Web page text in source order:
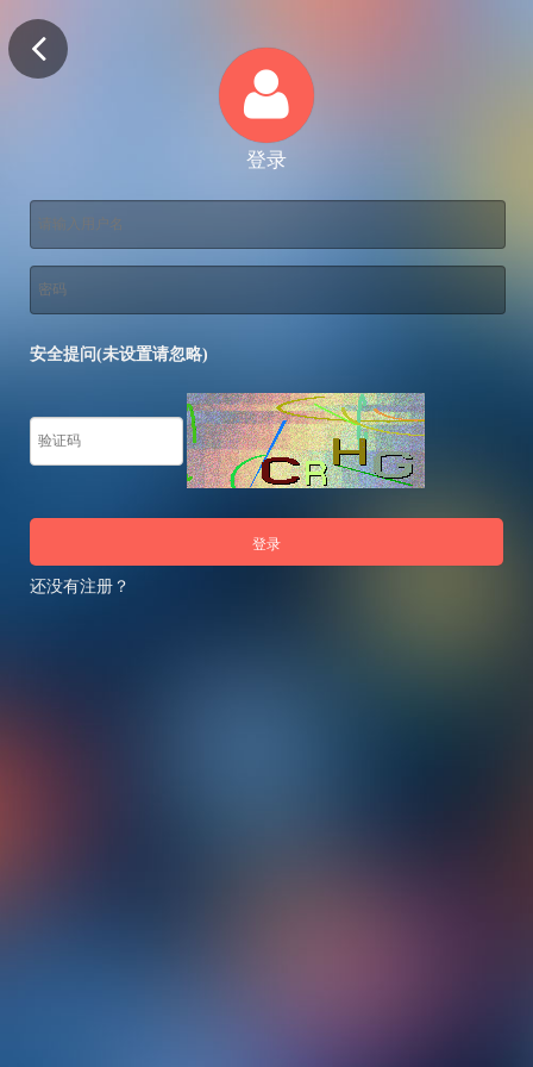
登录
安全提问(未设置请忽略)
登录
还没有注册？